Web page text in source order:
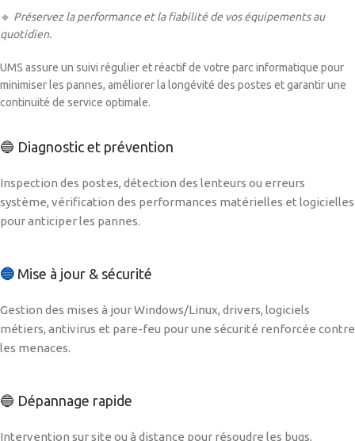
🔹 Préservez la performance et la fiabilité de vos équipements au
quotidien.
UMS assure un suivi régulier et réactif de votre parc informatique pour
minimiser les pannes, améliorer la longévité des postes et garantir une
continuité de service optimale.
🔵 Diagnostic et prévention
Inspection des postes, détection des lenteurs ou erreurs
système, vérification des performances matérielles et logicielles
pour anticiper les pannes.
🔵 Mise à jour & sécurité
Gestion des mises à jour Windows/Linux, drivers, logiciels
métiers, antivirus et pare-feu pour une sécurité renforcée contre
les menaces.
🔵 Dépannage rapide
Intervention sur site ou à distance pour résoudre les bugs,